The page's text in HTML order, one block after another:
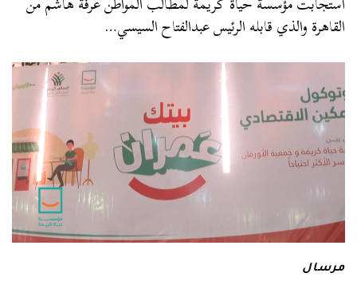
القاهرة والذي قابله الرئيس عبدالفتاح السيسي…
مرسال